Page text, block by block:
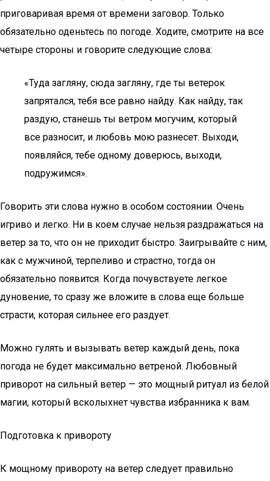
приговаривая время от времени заговор. Только
обязательно оденьтесь по погоде. Ходите, смотрите на все
четыре стороны и говорите следующие слова:
«Туда загляну, сюда загляну, где ты ветерок
запрятался, тебя все равно найду. Как найду, так
раздую, станешь ты ветром могучим, который
все разносит, и любовь мою разнесет. Выходи,
появляйся, тебе одному доверюсь, выходи,
подружимся».
Говорить эти слова нужно в особом состоянии. Очень
игриво и легко. Ни в коем случае нельзя раздражаться на
ветер за то, что он не приходит быстро. Заигрывайте с ним,
как с мужчиной, терпеливо и страстно, тогда он
обязательно появится. Когда почувствуете легкое
дуновение, то сразу же вложите в слова еще больше
страсти, которая сильнее его раздует.
Можно гулять и вызывать ветер каждый день, пока
погода не будет максимально ветреной. Любовный
приворот на сильный ветер — это мощный ритуал из белой
магии, который всколыхнет чувства избранника к вам.
Подготовка к привороту
К мощному привороту на ветер следует правильно